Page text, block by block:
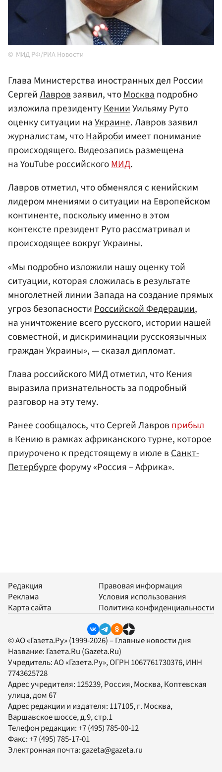
МИД РФ/РИА Новости
Глава Министерства иностранных дел России
СергейЛавровзаявил, чтоМоскваподробно
изложила президентуКенииУильяму Руто
оценку ситуации наУкраине. Лавров заявил
журналистам, чтоНайробиимеет понимание
происходящего. Видеозапись размещена
на YouTube российскогоМИД.
Лавров отметил, что обменялся с кенийским
лидером мнениями о ситуации на Европейском
континенте, поскольку именно в этом
контексте президент Руто рассматривал и
происходящее вокруг Украины.
«Мы подробно изложили нашу оценку той
ситуации, которая сложилась в результате
многолетней линии Запада на создание прямых
угроз безопасности Российской Федерации,
на уничтожение всего русского, истории нашей
совместной, и дискриминации русскоязычных
граждан Украины», — сказал дипломат.
Глава российского МИД отметил, что Кения
выразила признательность за подробный
разговор на эту тему.
Ранее сообщалось, что Сергей Лавровприбыл
в Кению в рамках африканского турне, которое
приурочено к предстоящему в июле вСанкт-
Петербургефоруму «Россия – Африка».
Редакция
Реклама
Карта сайта
Правовая информация
Условия использования
Политика конфиденциальности
© АО «Газета.Ру» (1999-2026) – Главные новости дня
Название: Газета.Ru (Gazeta.Ru)
Учредитель:АО «Газета.Ру», ОГРН 1067761730376, ИНН
7743625728
Адрес учредителя: 125239, Россия, Москва, Коптевская
улица, дом 67
Адрес редакции и издателя: 117105, г. Москва,
Варшавское шоссе, д.9, стр.1
Телефон редакции:+7 (495) 785-00-12
Факс:+7 (495) 785-17-01
Электронная почта:gazeta@gazeta.ru